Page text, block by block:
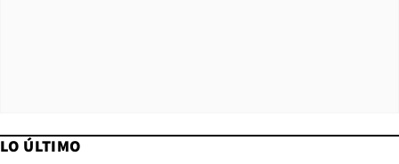
LO ÚLTIMO